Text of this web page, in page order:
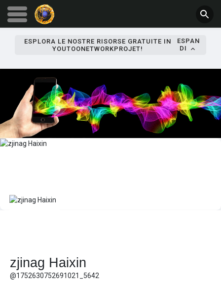
ESPLORA LE NOSTRE RISORSE GRATUITE IN
YOUTOONETWORKPROJET!
ESPAN
DI
zjinag Haixin
@1752630752691021_5642